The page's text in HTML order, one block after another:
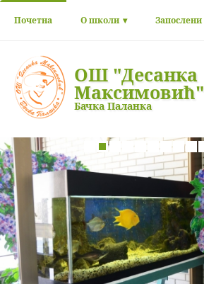
Почетна О школи Запослени
ОШ "Десанка
Максимовић"
Бачка Паланка